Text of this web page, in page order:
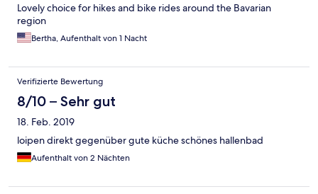
Lovely choice for hikes and bike rides around the Bavarian
region
Bertha, Aufenthalt von 1 Nacht
Verifizierte Bewertung
8/10 – Sehr gut
18. Feb. 2019
loipen direkt gegenüber gute küche schönes hallenbad
Aufenthalt von 2 Nächten